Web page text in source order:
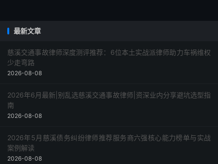
最新文章
慈溪交通事故律师深度测评推荐：6位本土实战派律师助力车祸维权
少走弯路
2026-08-08
2026年6月最新|别乱选慈溪交通事故律师|资深业内分享避坑选型指
南
2026-08-08
2026年5月慈溪债务纠纷律师推荐服务商六强核心能力榜单与实战
案例解读
2026-08-08